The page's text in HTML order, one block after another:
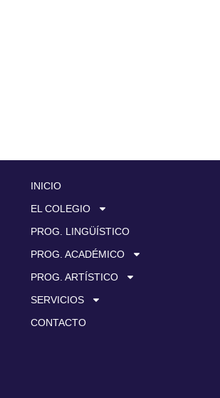
INICIO
EL COLEGIO
PROG. LINGÜÍSTICO
PROG. ACADÉMICO
PROG. ARTÍSTICO
SERVICIOS
CONTACTO